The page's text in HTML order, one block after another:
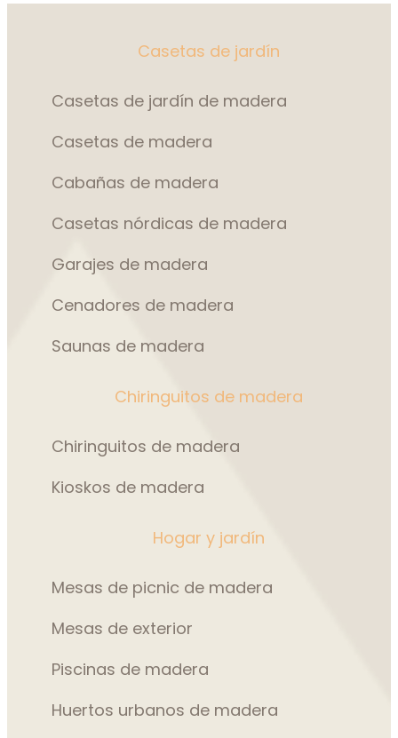
Casetas de jardín
Casetas de jardín de madera
Casetas de madera
Cabañas de madera
Casetas nórdicas de madera
Garajes de madera
Cenadores de madera
Saunas de madera
Chiringuitos de madera
Chiringuitos de madera
Kioskos de madera
Hogar y jardín
Mesas de picnic de madera
Mesas de exterior
Piscinas de madera
Huertos urbanos de madera